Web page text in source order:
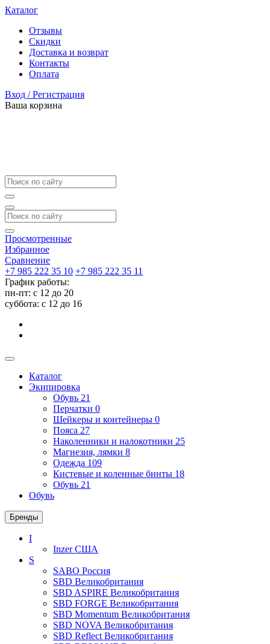
Каталог
Отзывы
Скидки
Доставка и возврат
Контакты
Оплата
Вход / Регистрация
Ваша корзина
Просмотренные
Избранное
Сравнение
+7 985 222 35 10 +7 985 222 35 11
График работы:
пн-пт: с 12 до 20
суббота: c 12 до 16
Каталог
Экипировка
Обувь 21
Перчатки 0
Шейкеры и контейнеры 0
Пояса 27
Наколенники и налокотники 25
Магнезия, лямки 8
Одежда 109
Кистевые и коленные бинты 18
Обувь 21
Обувь
Бренды
I
InzerСША
S
SABO Россия
SBD Великобритания
SBD ASPIRE Великобритания
SBD FORGE Великобритания
SBD Momentum Великобритания
SBD NOVA Великобритания
SBD Reflect Великобритания